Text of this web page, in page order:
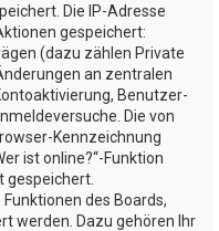
Die IP-Adresse
gespeichert:
(dazu zählen Private
an zentralen
Benutzer-
Die von
Kennzeichnung
ist online?“-Funktion
gespeichert.
des Boards,
werden. Dazu gehören Ihr